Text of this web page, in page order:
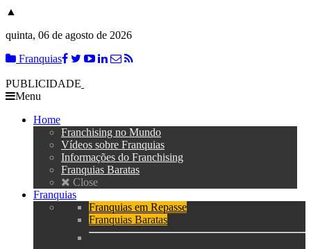
▲
quinta, 06 de agosto de 2026
Franquias
PUBLICIDADE
Menu
Home
Franchising no Mundo
Vídeos sobre Franquias
Informações do Franchising
Franquias Baratas
Close
Franquias
Franquias em Repasse
Franquias Baratas